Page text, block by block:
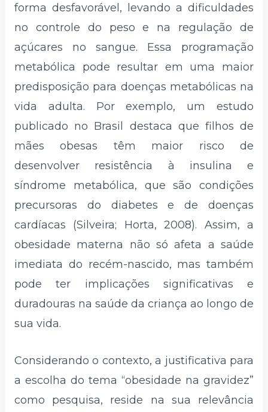
forma desfavorável, levando a dificuldades
no controle do peso e na regulação de
açúcares no sangue. Essa programação
metabólica pode resultar em uma maior
predisposição para doenças metabólicas na
vida adulta. Por exemplo, um estudo
publicado no Brasil destaca que filhos de
mães obesas têm maior risco de
desenvolver resistência à insulina e
síndrome metabólica, que são condições
precursoras do diabetes e de doenças
cardíacas (Silveira; Horta, 2008). Assim, a
obesidade materna não só afeta a saúde
imediata do recém-nascido, mas também
pode ter implicações significativas e
duradouras na saúde da criança ao longo de
sua vida.
Considerando o contexto, a justificativa para
a escolha do tema “obesidade na gravidez”
como pesquisa, reside na sua relevância